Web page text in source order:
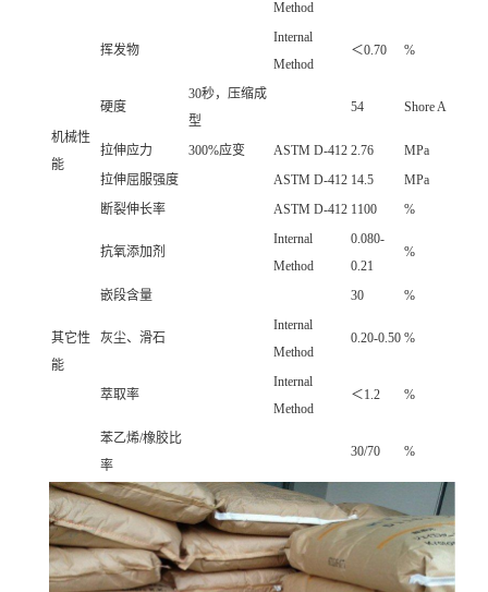
Method
挥发物
Internal
Method
＜0.70 %
机械性
能
硬度
30秒，压缩成
型
54 Shore A
拉伸应力 300%应变 ASTM D-412 2.76
MPa
拉伸屈服强度
ASTM D-412 14.5
MPa
断裂伸长率
ASTM D-412 1100 %
其它性
能
抗氧添加剂
Internal
Method
0.080-
0.21
%
嵌段含量 30 %
灰尘、滑石
Internal
Method
0.20-0.50 %
萃取率
Internal
Method
＜1.2 %
苯乙烯/橡胶比
率
30/70 %